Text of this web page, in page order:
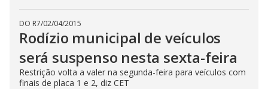
DO R7/02/04/2015
Rodízio municipal de veículos
será suspenso nesta sexta-feira
Restrição volta a valer na segunda-feira para veículos com
finais de placa 1 e 2, diz CET